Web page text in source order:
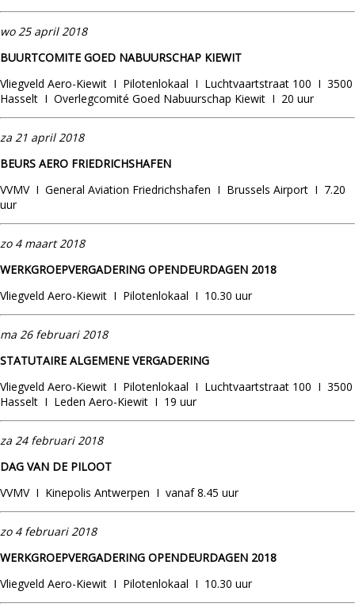
wo 25 april 2018
BUURTCOMITE GOED NABUURSCHAP KIEWIT
Vliegveld Aero-Kiewit I Pilotenlokaal I Luchtvaartstraat 100 I 3500
Hasselt I Overlegcomité Goed Nabuurschap Kiewit I 20 uur
za 21 april 2018
BEURS AERO FRIEDRICHSHAFEN
VVMV I General Aviation Friedrichshafen I Brussels Airport I 7.20
uur
zo 4 maart 2018
WERKGROEPVERGADERING OPENDEURDAGEN 2018
Vliegveld Aero-Kiewit I Pilotenlokaal I 10.30 uur
ma 26 februari 2018
STATUTAIRE ALGEMENE VERGADERING
Vliegveld Aero-Kiewit I Pilotenlokaal I Luchtvaartstraat 100 I 3500
Hasselt I Leden Aero-Kiewit I 19 uur
za 24 februari 2018
DAG VAN DE PILOOT
VVMV I Kinepolis Antwerpen I vanaf 8.45 uur
zo 4 februari 2018
WERKGROEPVERGADERING OPENDEURDAGEN 2018
Vliegveld Aero-Kiewit I Pilotenlokaal I 10.30 uur